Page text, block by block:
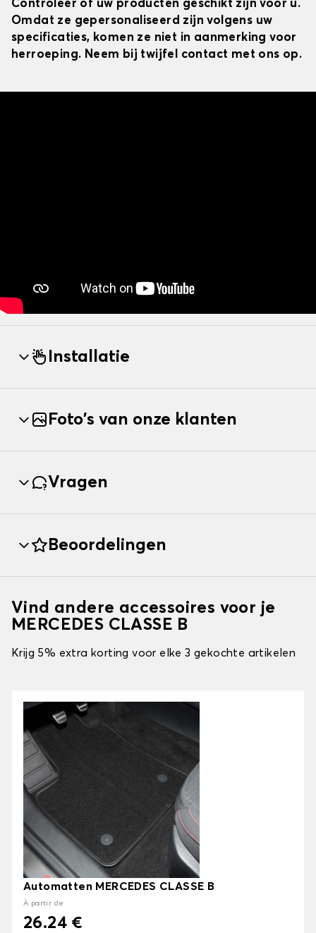
Controleer of uw producten geschikt zijn voor u.
Omdat ze gepersonaliseerd zijn volgens uw
specificaties, komen ze niet in aanmerking voor
herroeping. Neem bij twijfel contact met ons op.
Installatie
Foto's van onze klanten
Vragen
Beoordelingen
Vind andere accessoires voor je
MERCEDES CLASSE B
Krijg 5% extra korting voor elke 3 gekochte artikelen
Automatten MERCEDES CLASSE B
À partir de
26.24 €